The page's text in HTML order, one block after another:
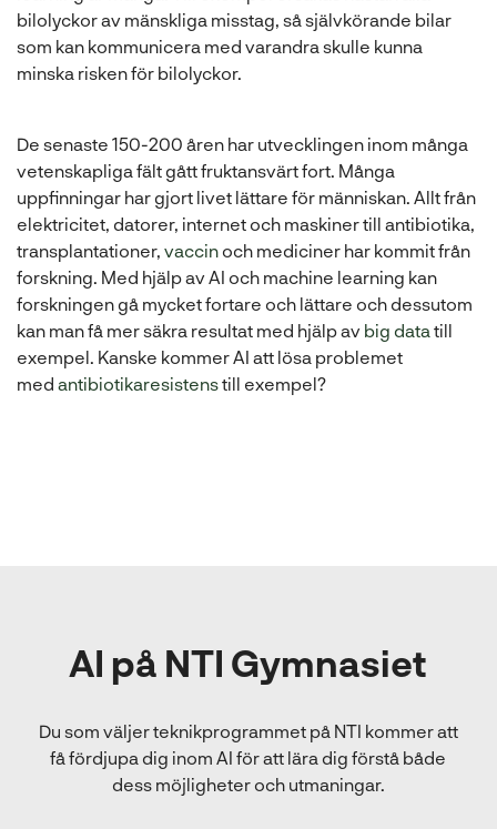
bilolyckor av mänskliga misstag, så självkörande bilar
som kan kommunicera med varandra skulle kunna
minska risken för bilolyckor.
De senaste 150-200 åren har utvecklingen inom många
vetenskapliga fält gått fruktansvärt fort. Många
uppfinningar har gjort livet lättare för människan. Allt från
elektricitet, datorer, internet och maskiner till antibiotika,
transplantationer, vaccin och mediciner har kommit från
forskning. Med hjälp av AI och machine learning kan
forskningen gå mycket fortare och lättare och dessutom
kan man få mer säkra resultat med hjälp av big data till
exempel. Kanske kommer AI att lösa problemet
med antibiotikaresistenstill exempel?
AI på NTI Gymnasiet
Du som väljer teknikprogrammet på NTI kommer att
få fördjupa dig inom AI för att lära dig förstå både
dess möjligheter och utmaningar.